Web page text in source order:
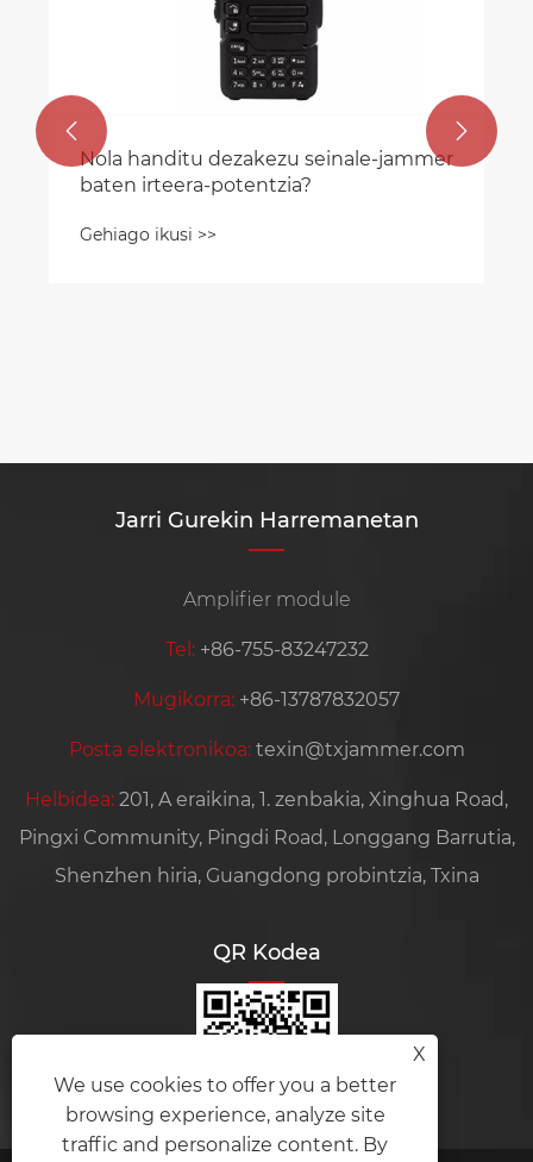
Nola handitu dezakezu seinale-jammer
baten irteera-potentzia?
Gehiago ikusi >>
 
Jarri Gurekin Harremanetan
Amplifier module
Tel: +86-755-83247232
Mugikorra: +86-13787832057
Posta elektronikoa: texin@txjammer.com
Helbidea: 201, A eraikina, 1. zenbakia, Xinghua Road,
Pingxi Community, Pingdi Road, Longgang Barrutia,
Shenzhen hiria, Guangdong probintzia, Txina
QR Kodea
X
We use cookies to offer you a better
browsing experience, analyze site
traffic and personalize content. By